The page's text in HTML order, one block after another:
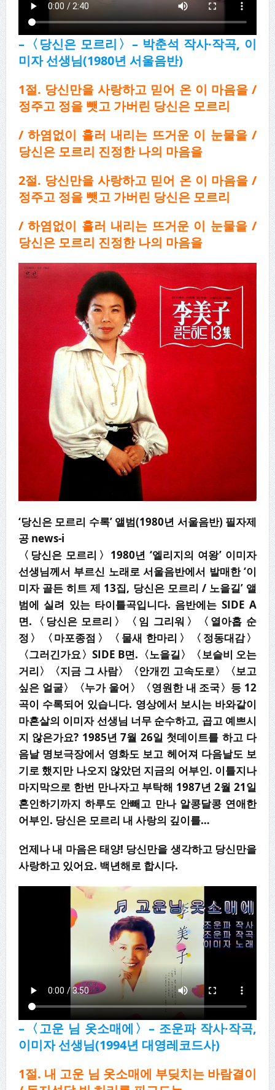
–〈 당신은 모르리 〉– 박춘석 작사·작곡, 이
미자 선생님(1980년 서울음반)
1절. 당신만을 사랑하고 믿어 온 이 마음을/
정주고 정을 뺏고 가버린 당신은 모르리
/하염없이 흘러 내리는 뜨거운 이 눈물을/
당신은 모르리 진정한 나의 마음을
2절. 당신만을 사랑하고 믿어 온 이 마음을/
정주고 정을 뺏고 가버린 당신은 모르리
/하염없이 흘러 내리는 뜨거운 이 눈물을/
당신은 모르리 진정한 나의 마음을
‘당신은 모르리 수록’ 앨범(1980년 서울음반) 필자제
공 news-i
〈 당신은 모르리 〉 1980년 ‘엘리지의 여왕’ 이미자
선생님께서 부르신 노래로 서울음반에서 발매한‘이
미자 골든 히트 제 13집, 당신은 모르리 / 노을길’ 앨
범에 실려 있는 타이틀곡입니다. 음반에는 SIDE A
면. 〈 당신은 모르리 〉〈 임 그리워 〉〈 열아홉 순
정 〉 〈마포종점 〉〈 물새 한마리 〉〈 정동대감〉
〈그러긴가요〉 SIDE B면. 〈노을길〉〈보슬비 오는
거리〉〈지금 그 사람〉〈안개낀 고속도로〉〈보고
싶은 얼굴〉〈누가 울어 〉〈영원한 내 조국〉 등 12
곡이 수록되어 있습니다. 영상에서 보시는 바와같이
마흔살의 이미자 선생님 너무 순수하고, 곱고 예쁘시
지 않은가요? 1985년7월 26일 첫데이트를 하고 다
음날 명보극장에서 영화도 보고 헤어져 다음날도 보
기로 했지만 나오지 않았던 지금의 어부인. 이틀지나
마지막으로 한번 만나자고 부탁해 1987년2월21일
혼인하기까지 하루도 안빼고 만나 알콩달콩 연애한
어부인. 당신은 모르리 내 사랑의 깊이를…
언제나 내 마음은 태양! 당신만을 생각하고 당신만을
사랑하고 있어요. 백년해로 합시다.
–〈고운 님 옷소매에 〉– 조운파 작사·작곡,
이미자 선생님(1994년 대영레코드사)
1절. 내 고운 님 옷소매에 부딪치는 바람결이